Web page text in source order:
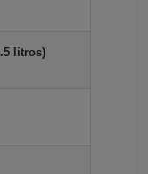
litros)